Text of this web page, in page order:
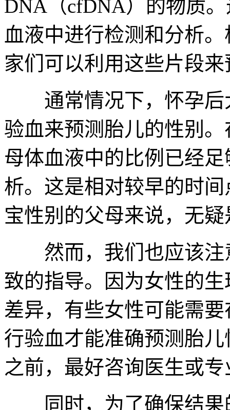
DNA（cfDNA）的物质
血液中进行检测和分析
家们可以利用这些片段
通常情况下，怀孕后
验血来预测胎儿的性别
母体血液中的比例已经
析。这是相对较早的时
宝性别的父母来说，无
然而，我们也应该注
致的指导。因为女性的
差异，有些女性可能需
行验血才能准确预测胎
之前，最好咨询医生或
同时，为了确保结果